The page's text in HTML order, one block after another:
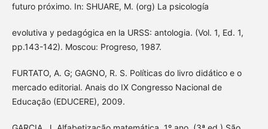
futuro próximo. In: SHUARE, M. (org) La psicología
evolutiva y pedagógica en la URSS: antologia. (Vol. 1, Ed. 1,
pp.143-142). Moscou: Progreso, 1987.
FURTATO, A. G; GAGNO, R. S. Políticas do livro didático e o
mercado editorial. Anais do IX Congresso Nacional de
Educação (EDUCERE), 2009.